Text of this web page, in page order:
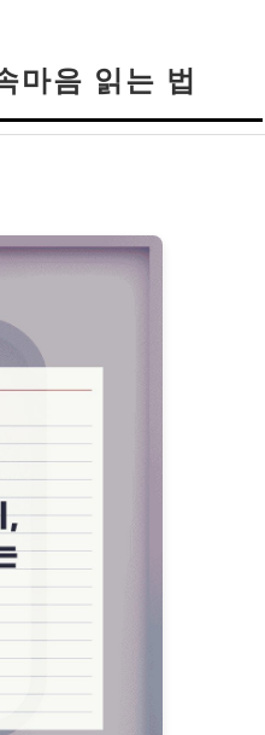
마음 읽는 법